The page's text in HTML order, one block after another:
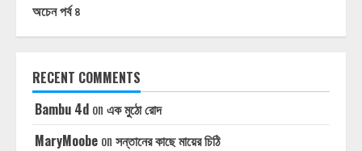
অচেন পর্ব ৪
RECENT COMMENTS
Bambu 4d on এক মুঠো রোদ
MaryMoobe on সন্তানের কাছে মায়ের চিঠি